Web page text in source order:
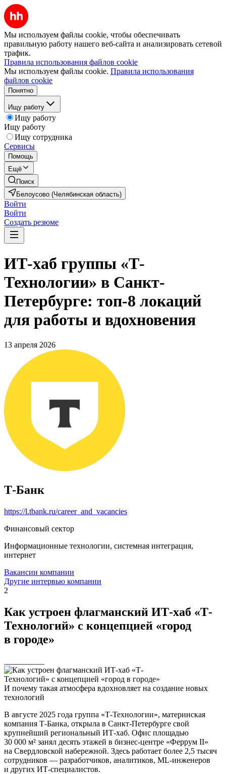
Мы используем файлы cookie, чтобы обеспечивать
правильную работу нашего веб-сайта и анализировать сетевой
трафик.
Правила использования файлов cookie
Мы используем файлы cookie. Правила использования
файлов cookie
Понятно
Ищу работу
Ищу работу
Ищу работу
Ищу сотрудника
Сервисы
Помощь
Ещё
Поиск
Белоусово (Челябинская область)
Войти
Войти
Создать резюме
ИТ-хаб группы «Т-
Технологии» в Санкт-
Петербурге: топ-8 локаций
для работы и вдохновения
13 апреля 2026
Т-Банк
https://l.tbank.ru/career_and_vacancies
Финансовый сектор
Информационные технологии, системная интеграция,
интернет
Вакансии компании
Другие интервью компании
2
Как устроен флагманский ИТ-хаб «Т-
Технологий» с концепцией «город
в городе»
И почему такая атмосфера вдохновляет на создание новых
технологий
В августе 2025 года группа «Т-Технологии», материнская
компания Т-Банка, открыла в Санкт-Петербурге свой
крупнейший региональный ИТ-хаб. Офис площадью
30 000 м² занял десять этажей в бизнес-центре «Феррум II»
на Свердловской набережной. Здесь работает более 2,5 тысяч
сотрудников — разработчиков, аналитиков, ML-инженеров
и других ИТ-специалистов.